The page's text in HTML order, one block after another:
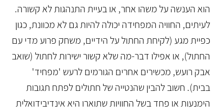
הוא הענשה על משהו אחר, או בעיית התנהגות לא קשורה.
לעיתים, החוויה המפחידה יכולה להיות גם לא מכוונת, כגון
כפיית מגע (לקיחת החתול על הידיים, משחק פרוע מדי עם
החתול), או אפילו דבר-מה שלא קשור ישירות לחתול (שואב
אבק רועש, מכשירים אחרים הגורמים לרעש 'מפחיד'
בבית). חשוב להבין שהנטייה של חתולים לפתח תגובות
הימנעות או פחד בשל החוויות שתוארו היא אינדיבידואלית